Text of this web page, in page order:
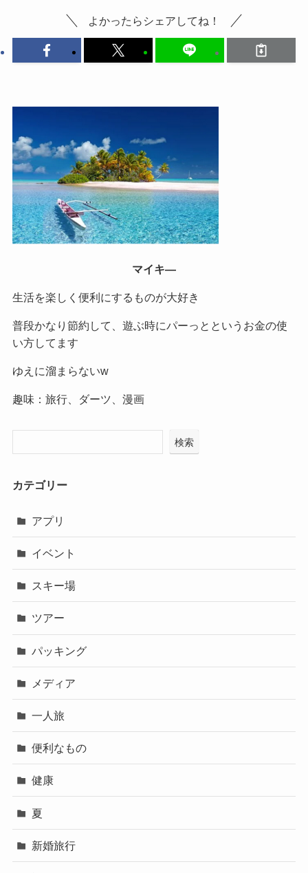
よかったらシェアしてね！
マイキ―
生活を楽しく便利にするものが大好き
普段かなり節約して、遊ぶ時にパーっとというお金の使
い方してます
ゆえに溜まらないw
趣味：旅行、ダーツ、漫画
検索
カテゴリー
アプリ
イベント
スキー場
ツアー
パッキング
メディア
一人旅
便利なもの
健康
夏
新婚旅行